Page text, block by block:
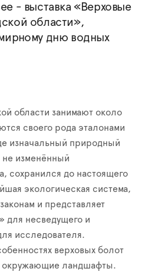
- выставка «Верховые
области»,
дню водных
области занимают около
своего рода эталонами
изначальный природный
изменённый
сохранился до настоящего
экологическая система,
и представляет
для несведущего и
исследователя.
верховых болот
окружающие ландшафты.